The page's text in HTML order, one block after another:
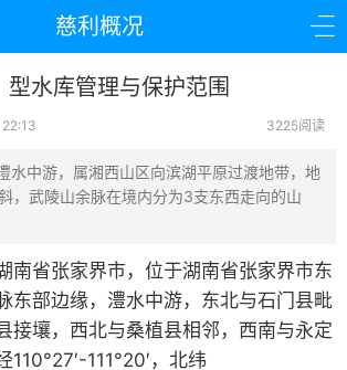
慈利概况
水库管理与保护范围
3225阅读
水中游，属湘西山区向滨湖平原过渡地带，地
，武陵山余脉在境内分为3支东西走向的山
省张家界市，位于湖南省张家界市东
东部边缘，澧水中游，东北与石门县毗
接壤，西北与桑植县相邻，西南与永定
110°27′-111°20′，北纬